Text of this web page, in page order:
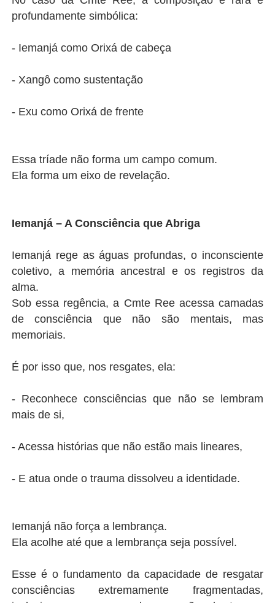
profundamente simbólica:
- Iemanjá como Orixá de cabeça
- Xangô como sustentação
- Exu como Orixá de frente
Essa tríade não forma um campo comum.
Ela forma um eixo de revelação.
Iemanjá – A Consciência que Abriga
Iemanjá rege as águas profundas, o inconsciente
coletivo, a memória ancestral e os registros da
alma.
Sob essa regência, a Cmte Ree acessa camadas
de consciência que não são mentais, mas
memoriais.
É por isso que, nos resgates, ela:
- Reconhece consciências que não se lembram
mais de si,
- Acessa histórias que não estão mais lineares,
- E atua onde o trauma dissolveu a identidade.
Iemanjá não força a lembrança.
Ela acolhe até que a lembrança seja possível.
Esse é o fundamento da capacidade de resgatar
consciências extremamente fragmentadas,